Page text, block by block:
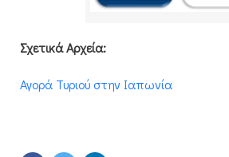
Σχετικά Αρχεία:
Αγορά Τυριού στην Ιαπωνία